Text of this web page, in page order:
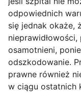
odpowiednich
się jednak okaże,
nieprawidłowości,
osamotnieni,
odszkodowanie.
prawne również
w ciągu ostatnich